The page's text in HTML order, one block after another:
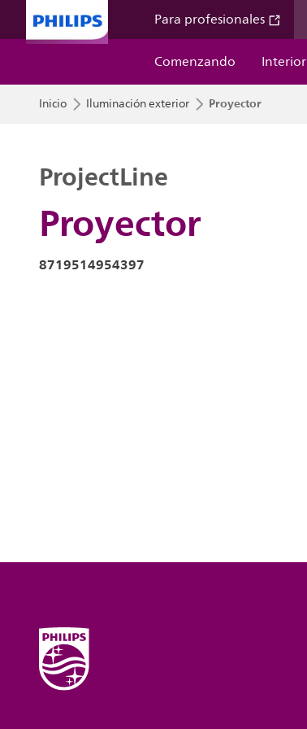
Para profesionales
Comenzando
Interior
Inicio Iluminación exterior Proyector
Proyector
ProjectLine
8719514954397